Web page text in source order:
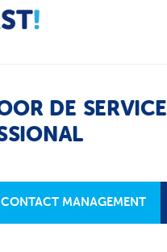
DE SERVICE
CONTACT MANAGEMENT